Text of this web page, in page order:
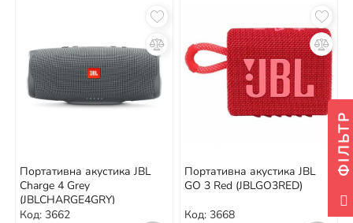
Портативна акустика JBL
Charge 4 Grey
(JBLCHARGE4GRY)
Код: 3662
Портативна акустика JBL
GO 3 Red (JBLGO3RED)
Код: 3668
ФІЛЬТР